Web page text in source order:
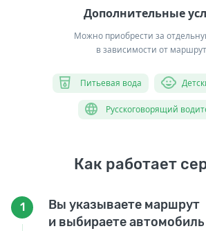
Дополнительные
Можно приобрести за
в зависимости от
Питьевая вода
Русскоговорящий
Как работает
1
Вы указываете маршрут
и выбираете автомобиль